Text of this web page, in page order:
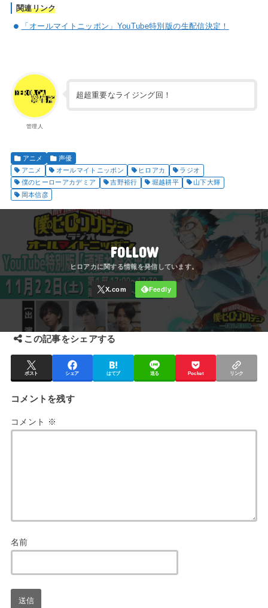
関連リンク
「オールマイトニッポン」YouTube特別版の生配信決定！
管理人
超超重要なライジング回！
アニメ
声優
アニメ
オールマイトニッポン ヒロアカ
ラジオ
僕のヒーローアカデミア
吉野裕行 堀越耕平
山下大輝
岡本信彦
FOLLOW
この記事をシェアする
ポスト シェア はてブ 送る Pocket リンク
コメントを残す
コメント ※
名前